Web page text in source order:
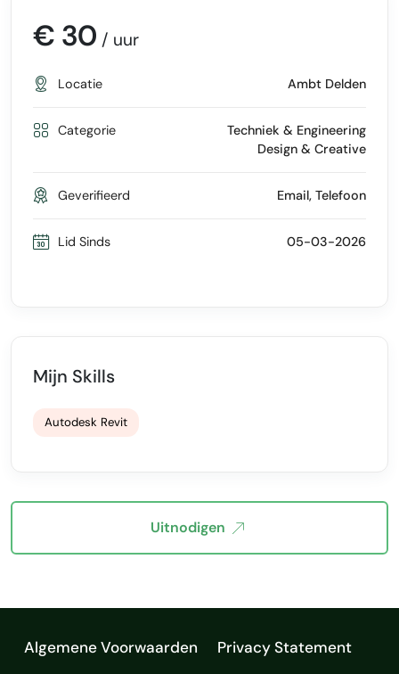
€ 30 / uur
Locatie Ambt Delden
Categorie
Techniek & Engineering
Design & Creative
Geverifieerd Email, Telefoon
Lid Sinds 05-03-2026
Mijn Skills
Autodesk Revit
Uitnodigen
Algemene Voorwaarden
Privacy Statement